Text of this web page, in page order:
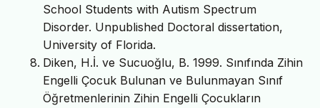
School Students with Autism Spectrum
Disorder. Unpublished Doctoral dissertation,
University of Florida.
Diken, H.İ. ve Sucuoğlu, B. 1999. Sınıfında Zihin
Engelli Çocuk Bulunan ve Bulunmayan Sınıf
Öğretmenlerinin Zihin Engelli Çocukların